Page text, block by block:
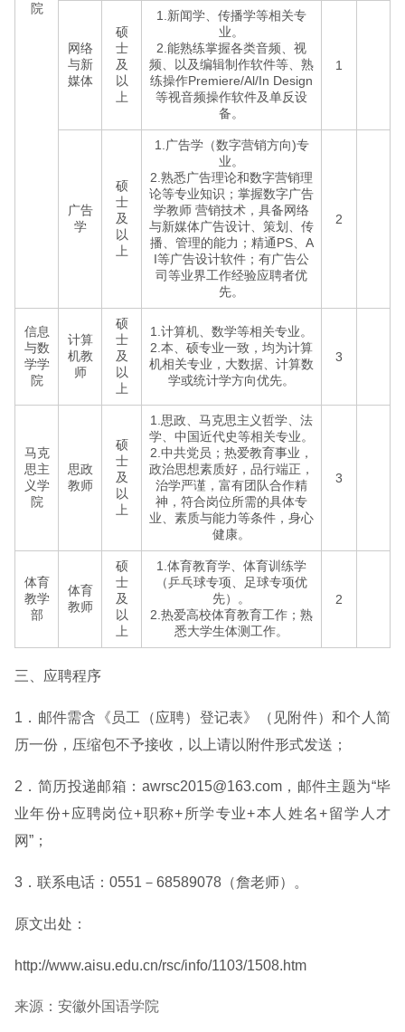
院
网络
与新
媒体
硕
士
及
以
上
1.新闻学、传播学等相关专
业。
2.能熟练掌握各类音频、视
频、以及编辑制作软件等、熟
练操作Premiere/Al/In Design
等视音频操作软件及单反设
备。
1
广告
学
硕
士
及
以
上
1.广告学（数字营销方向)专
业。
2.熟悉广告理论和数字营销理
论等专业知识；掌握数字广告
学教师 营销技术，具备网络
与新媒体广告设计、策划、传
播、管理的能力；精通PS、A
I等广告设计软件；有广告公
司等业界工作经验应聘者优
先。
2
信息
与数
学学
院
计算
机教
师
硕
士
及
以
上
1.计算机、数学等相关专业。
2.本、硕专业一致，均为计算
机相关专业，大数据、计算数
学或统计学方向优先。
3
马克
思主
义学
院
思政
教师
硕
士
及
以
上
1.思政、马克思主义哲学、法
学、中国近代史等相关专业。
2.中共党员；热爱教育事业，
政治思想素质好，品行端正，
治学严谨，富有团队合作精
神，符合岗位所需的具体专
业、素质与能力等条件，身心
健康。
3
体育
教学
部
体育
教师
硕
士
及
以
上
1.体育教育学、体育训练学
（乒乓球专项、足球专项优
先）。
2.热爱高校体育教育工作；熟
悉大学生体测工作。
2
三、应聘程序
1．邮件需含《员工（应聘）登记表》（见附件）和个人简
历一份，压缩包不予接收，以上请以附件形式发送；
2．简历投递邮箱：awrsc2015@163.com，邮件主题为“毕
业年份+应聘岗位+职称+所学专业+本人姓名+留学人才
网”；
3．联系电话：0551－68589078（詹老师）。
原文出处：
http://www.aisu.edu.cn/rsc/info/1103/1508.htm
来源：安徽外国语学院